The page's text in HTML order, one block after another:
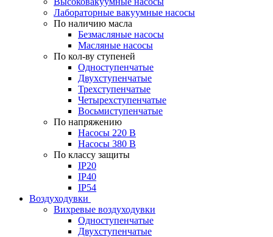
Лабораторные вакуумные насосы
По наличию масла
Безмасляные насосы
Масляные насосы
По кол-ву ступеней
Одноступенчатые
Двухступенчатые
Трехступенчатые
Четырехступенчатые
Восьмиступенчатые
По напряжению
Насосы 220 В
Насосы 380 В
По классу защиты
IP20
IP40
IP54
Воздуходувки
Вихревые воздуходувки
Одноступенчатые
Двухступенчатые